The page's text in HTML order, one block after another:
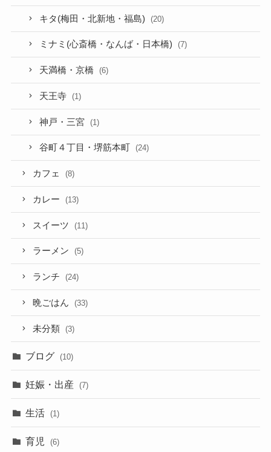
キタ(梅田・北新地・福島) (20)
ミナミ(心斎橋・なんば・日本橋) (7)
天満橋・京橋 (6)
天王寺 (1)
神戸・三宮 (1)
谷町４丁目・堺筋本町 (24)
カフェ (8)
カレー (13)
スイーツ (11)
ラーメン (5)
ランチ (24)
晩ごはん (33)
未分類 (3)
ブログ (10)
妊娠・出産 (7)
生活 (1)
育児 (6)